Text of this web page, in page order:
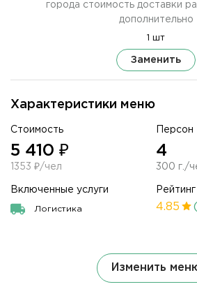
Характеристики меню
Стоимость
5 410 ₽
1353 ₽/чел
Персон
4
300 г./
Включенные услуги
Логистика 4.85
Изменить
города стоимость доставки
дополнительно
1 шт
Заменить